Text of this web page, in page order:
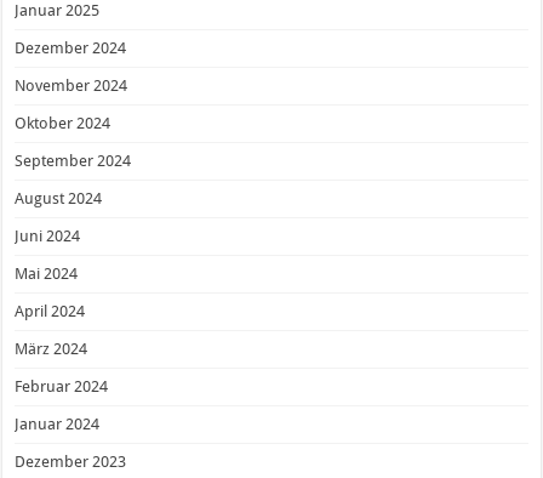
Januar 2025
Dezember 2024
November 2024
Oktober 2024
September 2024
August 2024
Juni 2024
Mai 2024
April 2024
März 2024
Februar 2024
Januar 2024
Dezember 2023